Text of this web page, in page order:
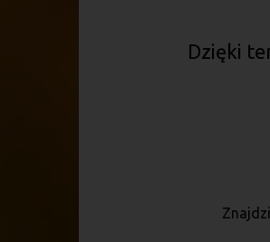
Dzięki